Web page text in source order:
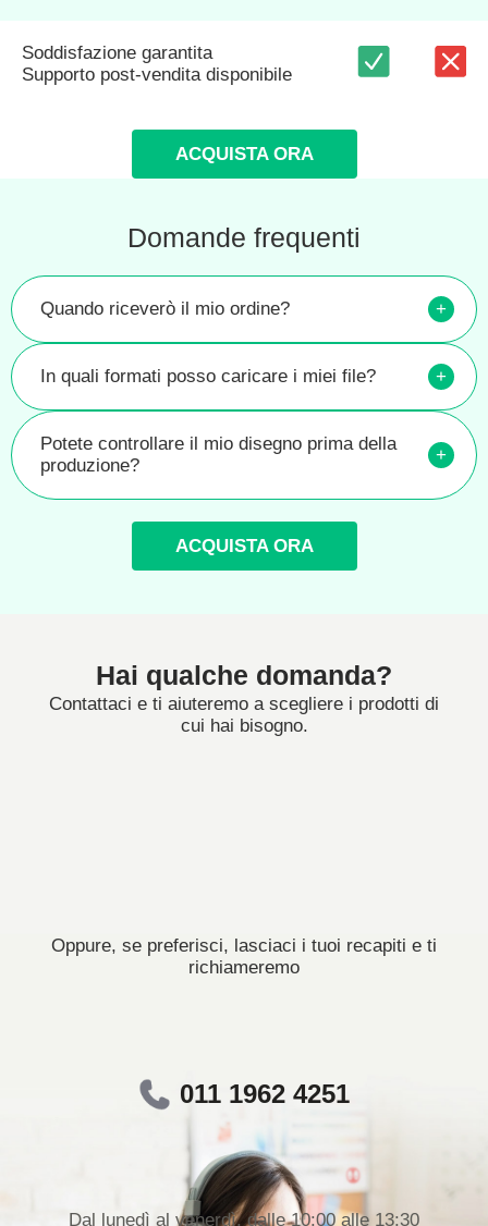
Soddisfazione garantita
Supporto post-vendita disponibile
ACQUISTA ORA
Domande frequenti
Quando riceverò il mio ordine? +
In quali formati posso caricare i miei file? +
Potete controllare il mio disegno prima della
produzione?
+
ACQUISTA ORA
Hai qualche domanda?
Contattaci e ti aiuteremo a scegliere i prodotti di
cui hai bisogno.
Oppure, se preferisci, lasciaci i tuoi recapiti e ti
richiameremo
011 1962 4251
Dal lunedì al venerdì, dalle 10:00 alle 13:30